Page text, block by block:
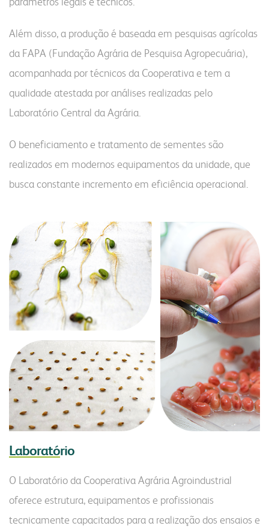
Além disso, a produção é baseada em pesquisas agrícolas
da FAPA (Fundação Agrária de Pesquisa Agropecuária),
acompanhada por técnicos da Cooperativa e tem a
qualidade atestada por análises realizadas pelo
Laboratório Central da Agrária.
O beneficiamento e tratamento de sementes são
realizados em modernos equipamentos da unidade, que
busca constante incremento em eficiência operacional.
Laboratório
O Laboratório da Cooperativa Agrária Agroindustrial
oferece estrutura, equipamentos e profissionais
tecnicamente capacitados para a realização dos ensaios e